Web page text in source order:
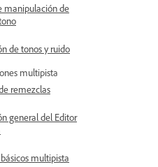
manipulación de
de tonos y ruido
multipista
remezclas
general del Editor
multipista